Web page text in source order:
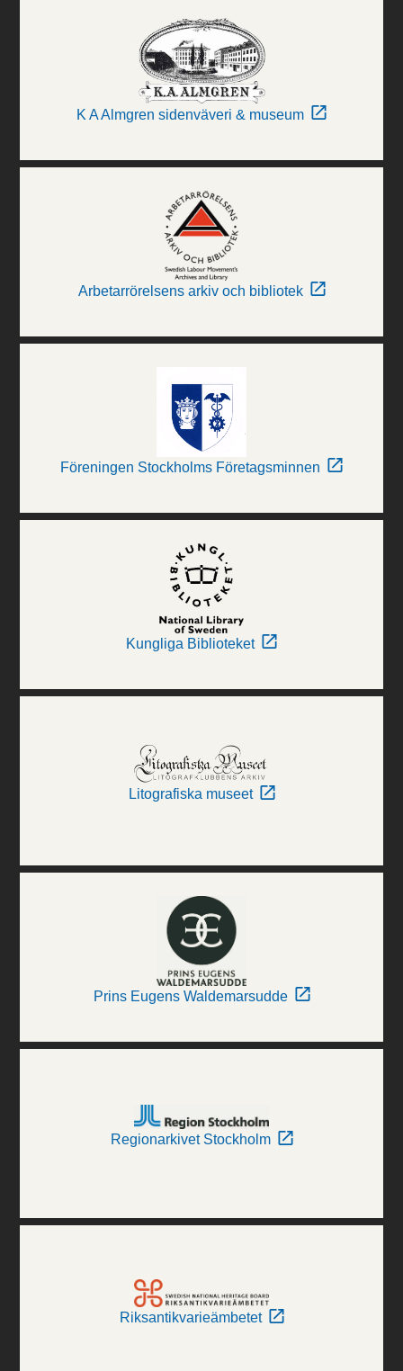
K A Almgren sidenväveri & museum
Arbetarrörelsens arkiv och bibliotek
Föreningen Stockholms Företagsminnen
Kungliga Biblioteket
Litografiska museet
Prins Eugens Waldemarsudde
Regionarkivet Stockholm
Riksantikvarieämbetet